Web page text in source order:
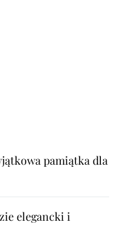
pamiątka dla
elegancki i